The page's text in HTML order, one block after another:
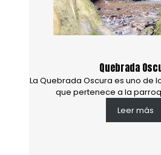
Quebrada
La Quebrada Oscura es uno de
que pertenece a la
Leer más